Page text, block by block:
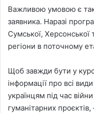
Важливою умовою є
заявника. Наразі
Сумської, Херсонської
регіони в поточному
Щоб завжди бути у
інформації про всі
українцям під час
гуманітарних